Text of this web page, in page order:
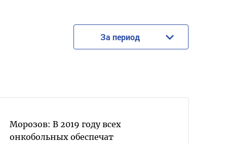
За период
Морозов: В 2019 году всех
онкобольных обеспечат